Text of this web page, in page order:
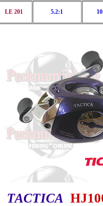
LE 201 5.2:1
TACTICA